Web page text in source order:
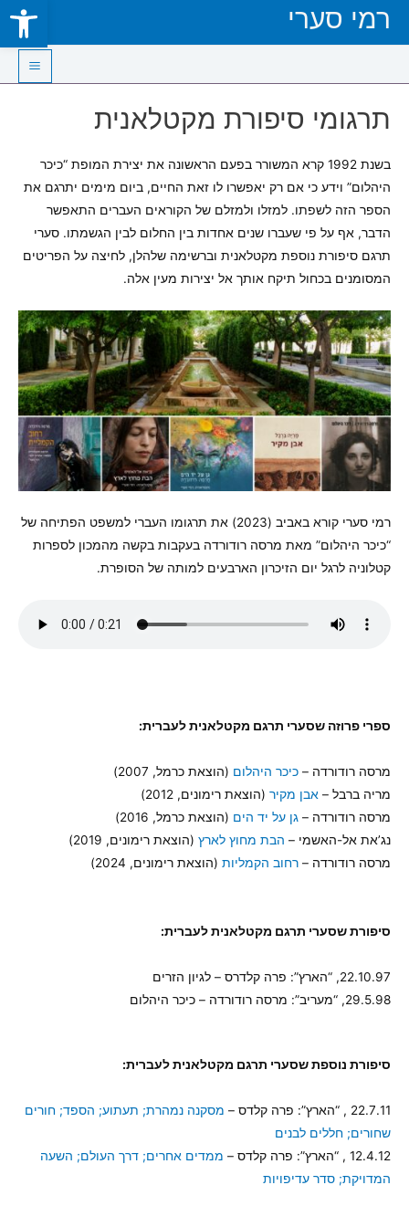
Open toolbar
Skip
רמי סערי
Main
תרגומי סיפורת מקטלאנית
בשנת 1992 קרא המשורר בפעם הראשונה את יצירת המופת “כיכר
היהלום” וידע כי אם רק יאפשרו לו זאת החיים, ביום מימים יתרגם את
הספר הזה לשפתו. למזלו ולמזלם של הקוראים העברים התאפשר
הדבר, אף על פי שעברו שנים אחדות בין החלום לבין הגשמתו. סערי
תרגם סיפורת נוספת מקטלאנית וברשימה שלהלן, לחיצה על הפריטים
המסומנים בכחול תיקח אותך אל יצירות מעין אלה.
רמי סערי קורא באביב (2023) את תרגומו העברי למשפט הפתיחה של
“כיכר היהלום” מאת מרסה רודורדה בעקבות בקשה מהמכון לספרות
קטלוניה לרגל יום הזיכרון הארבעים למותה של הסופרת.
ספרי פרוזה שסערי תרגם מקטלאנית לעברית:
מרסה רודורדה – כיכר היהלום (הוצאת כרמל, 2007)
מריה ברבל – אבן מקיר (הוצאת רימונים, 2012)
מרסה רודורדה – גן על יד הים (הוצאת כרמל, 2016)
נג’את אל-האשמי – הבת מחוץ לארץ (הוצאת רימונים, 2019)
מרסה רודורדה – רחוב הקמליות (הוצאת רימונים, 2024)
סיפורת שסערי תרגם מקטלאניתלעברית:
22.10.97, “הארץ”: פרה קלדרס – לגיון הזרים
29.5.98, “מעריב”: מרסה רודורדה – כיכר היהלום
סיפורת נוספת שסערי תרגם מקטלאניתלעברית:
22.7.11 , “הארץ”: פרה קלדס –
מסקנה נמהרת; תעתוע; הספד; חורים
שחורים; חללים לבנים
12.4.12 , “הארץ”: פרה קלדס –
ממדים אחרים; דרך העולם; השעה
המדויקת; סדר עדיפויות